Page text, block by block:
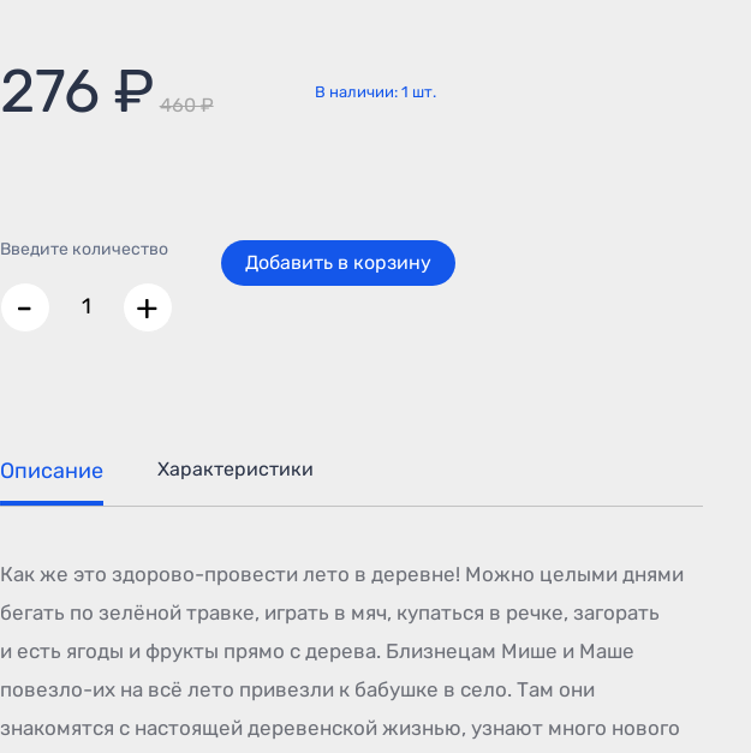
276 ₽ 460 ₽
В наличии: 1 шт.
Введите количество
- +
Добавить в корзину
Описание Характеристики
Как же это здорово-провести лето в деревне! Можно целыми днями
бегать по зелёной травке, играть в мяч, купаться в речке, загорать
и есть ягоды и фрукты прямо с дерева. Близнецам Мише и Маше
повезло-их на всё лето привезли к бабушке в село. Там они
знакомятся с настоящей деревенской жизнью, узнают много нового